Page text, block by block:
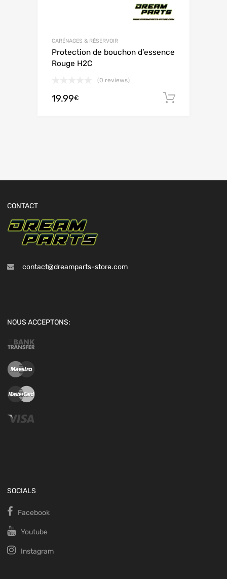
CARÉNAGES & RÉSERVOIR
Protection de bouchon d’essence
Rouge H2C
(0 reviews)
19.99€
CONTACT
contact@dreamparts-store.com
NOUS ACCEPTONS:
SOCIALS
Facebook
Youtube
Instagram